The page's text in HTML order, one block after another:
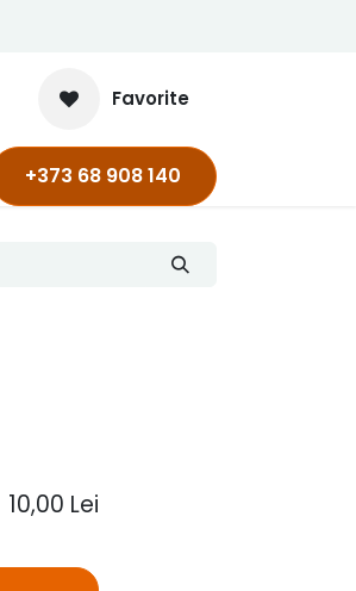
Favorite
+373 68 908 140
10,00 Lei